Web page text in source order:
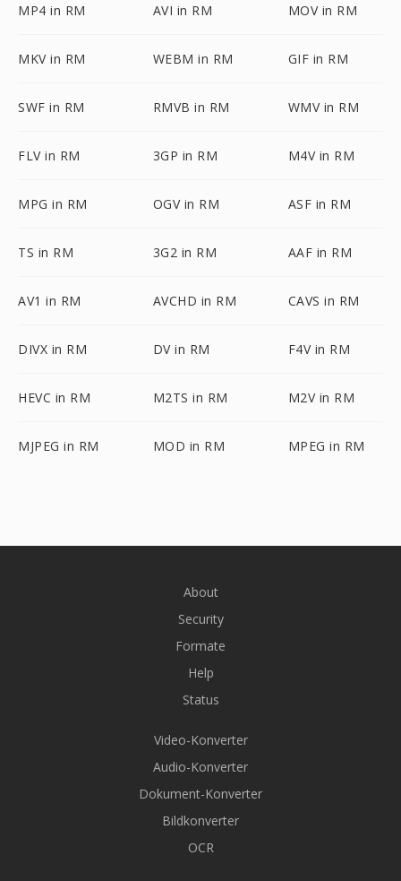
MP4 in RM AVI in RM MOV in RM
MKV in RM WEBM in RM GIF in RM
SWF in RM RMVB in RM WMV in RM
FLV in RM 3GP in RM M4V in RM
MPG in RM OGV in RM ASF in RM
TS in RM 3G2 in RM AAF in RM
AV1 in RM AVCHD in RM CAVS in RM
DIVX in RM DV in RM F4V in RM
HEVC in RM M2TS in RM M2V in RM
MJPEG in RM MOD in RM MPEG in RM
About
Security
Formate
Help
Status
Video-Konverter
Audio-Konverter
Dokument-Konverter
Bildkonverter
OCR